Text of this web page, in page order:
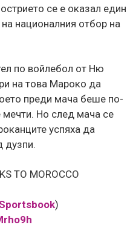
се е оказал един
националния отбор на
по войлебол от Ню
на това Мароко да
преди мача беше по-
мечти. Но след мача се
успяха да
дузпи.
TO MOROCCO
)